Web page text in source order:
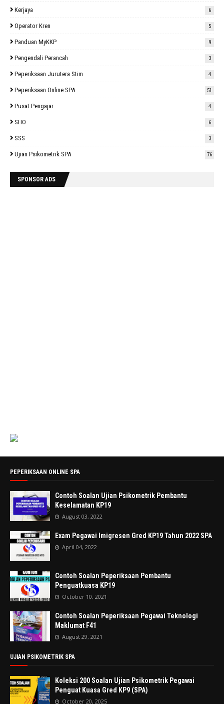
Kerjaya 6
Operator Kren 5
Panduan MyKKP 9
Pengendali Perancah 3
Peperiksaan Jurutera Stim 4
Peperiksaan Online SPA 51
Pusat Pengajar 4
SHO 6
SSS 3
Ujian Psikometrik SPA 76
SPONSOR ADS
PEPERIKSAAN ONLINE SPA
Contoh Soalan Ujian Psikometrik Pembantu
Keselamatan KP19
August 03, 2022
Exam Pegawai Imigresen Gred KP19 Tahun 2022 SPA
April 04, 2022
Contoh Soalan Peperiksaan Pembantu
Penguatkuasa KP19
October 10, 2021
Contoh Soalan Peperiksaan Pegawai Teknologi
Maklumat F41
August 29, 2021
UJIAN PSIKOMETRIK SPA
Koleksi 200 Soalan Ujian Psikometrik Pegawai
Penguat Kuasa Gred KP9 (SPA)
October 20, 2025